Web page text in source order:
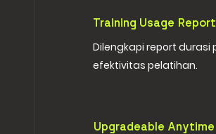
Training Usage Report
Dilengkapi report
efektivitas pelatihan.
Upgradeable Anytime